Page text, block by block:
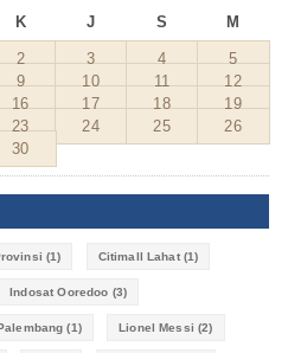
K J S M
2 3 4
5
9 10 11
12
16 17 18
19
23 24 25
26
30
(1) Citimall Lahat(1)
Indosat Ooredoo (3)
(1) Lionel Messi (2)